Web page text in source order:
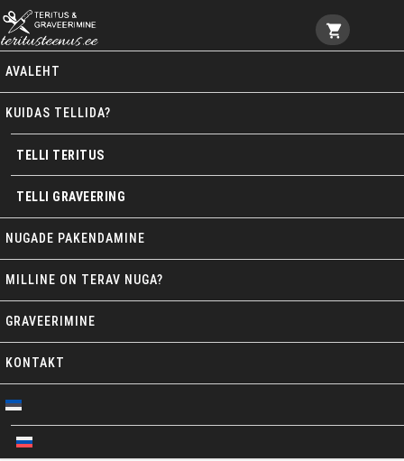
Teritusteenus ja Lasergraveerimine
AVALEHT
KUIDAS TELLIDA?
TELLI TERITUS
TELLI GRAVEERING
NUGADE PAKENDAMINE
MILLINE ON TERAV NUGA?
GRAVEERIMINE
KONTAKT